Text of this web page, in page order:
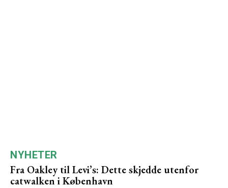
NYHETER
Fra Oakley til Levi’s: Dette skjedde utenfor
catwalken i København